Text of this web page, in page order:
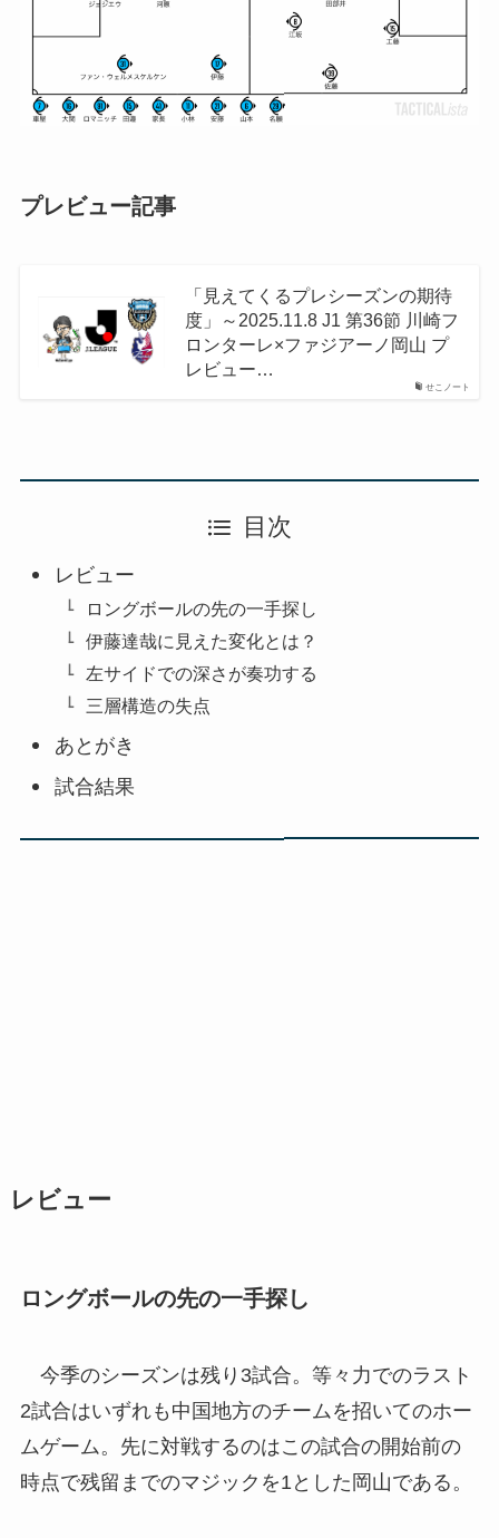
プレビュー記事
せこノート
「見えてくるプレシーズンの期待
度」～2025.11.8 J1 第36節 川崎フ
ロンターレ×ファジアーノ岡山 プ
レビュー…
目次
レビュー
ロングボールの先の一手探し
伊藤達哉に見えた変化とは？
左サイドでの深さが奏功する
三層構造の失点
あとがき
試合結果
レビュー
ロングボールの先の一手探し
今季のシーズンは残り3試合。等々力でのラスト
2試合はいずれも中国地方のチームを招いてのホー
ムゲーム。先に対戦するのはこの試合の開始前の
時点で残留までのマジックを1とした岡山である。